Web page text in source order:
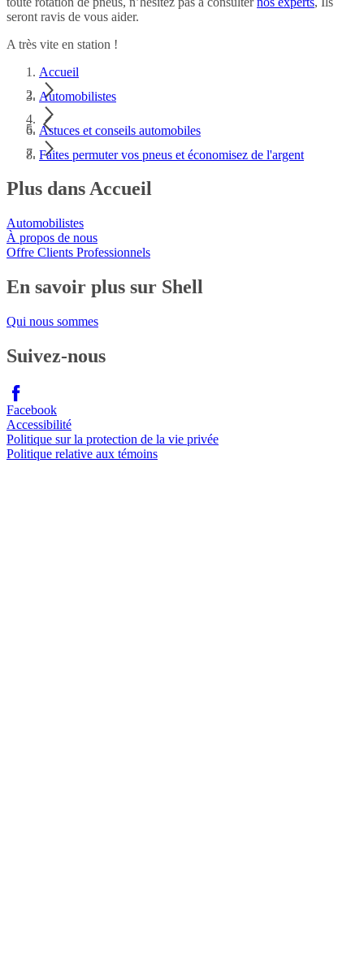
seront ravis de vous aider.
A très vite en station !
Accueil
Automobilistes
Astuces et conseils automobiles
Faites permuter vos pneus et économisez de l'argent
Plus dans Accueil
Automobilistes
À propos de nous
Offre Clients Professionnels
En savoir plus sur Shell
Qui nous sommes
Suivez-nous
Facebook
Accessibilité
Politique sur la protection de la vie privée
Politique relative aux témoins